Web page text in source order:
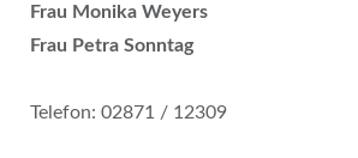
Frau Monika Weyers
Frau Petra Sonntag
Telefon: 02871 / 12309